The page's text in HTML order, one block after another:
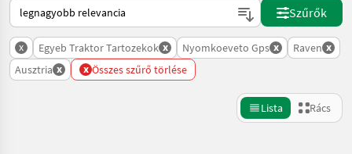
Szűrők
x Egyeb Traktor Tartozekok x Nyomkoeveto Gps x Raven x
Ausztria x x Összes szűrő törlése
Lista Rács